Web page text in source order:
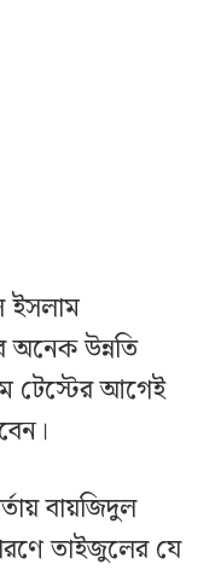
ইসলাম
অনেক উন্নতি
টেস্টের আগেই
বায়জিদুল
তাইজুলের যে